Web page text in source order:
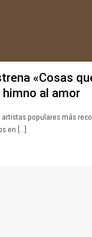
«Cosas
himno al amor
populares más
en [...]